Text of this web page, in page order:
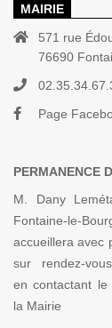
MAIRIE
571 rue
76690
Page
PERMANENCE
M. Dany
Fontaine-le-
accueillera avec
sur rendez-
en contactant le
la Mairie